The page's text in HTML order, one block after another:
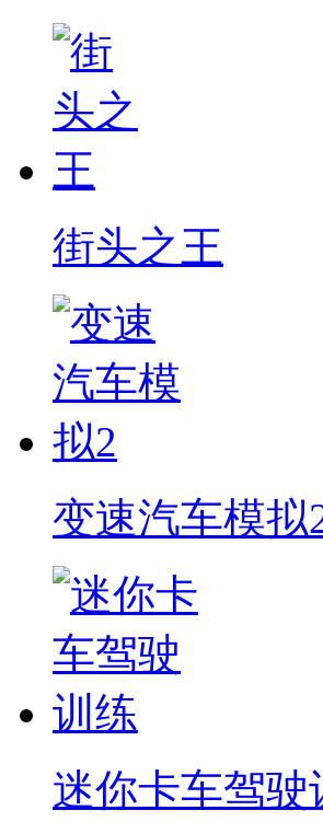
街头之王
变速汽车模拟
迷你卡车驾驶